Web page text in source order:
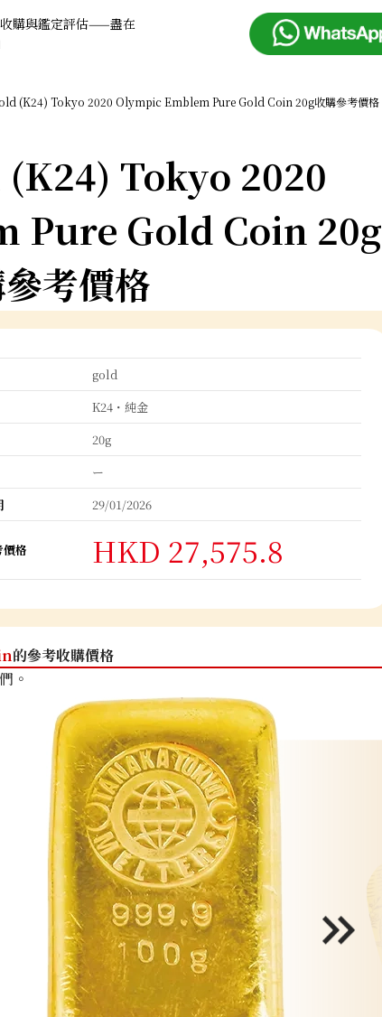
購與鑑定評估——盡在
(K24) Tokyo 2020 Olympic Emblem Pure Gold Coin 20g收購參考價格
Tokyo 2020
Pure Gold Coin 20g
考價格
gold
K24・純金
20g
ー
29/01/2026
價格 HKD 27,575.8
的參考收購價格
。